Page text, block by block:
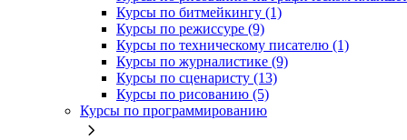
Курсы по битмейкингу (1)
Курсы по режиссуре (9)
Курсы по техническому писателю (1)
Курсы по журналистике (9)
Курсы по сценаристу (13)
Курсы по рисованию (5)
Курсы по программированию